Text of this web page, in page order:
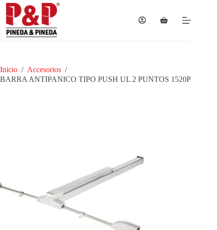
Saltar
contenido
Carro
Inicio / Accesorios /
BARRA ANTIPANICO TIPO PUSH UL 2 PUNTOS 1520P